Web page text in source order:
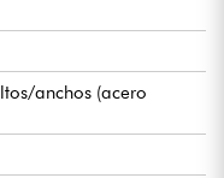
anchos (acero